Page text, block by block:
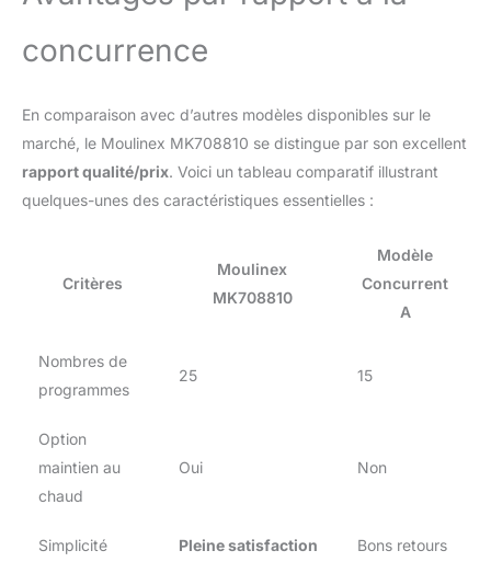
concurrence
En comparaison avec d’autres modèles disponibles sur le
marché, le Moulinex MK708810 se distingue par son excellent
rapport qualité/prix. Voici un tableau comparatif illustrant
quelques-unes des caractéristiques essentielles :
Critères
Moulinex
MK708810
Modèle
Concurrent
A
Nombres de
programmes
25 15
Option
maintien au
chaud
Oui Non
Simplicité
Pleine satisfaction
Bons retours